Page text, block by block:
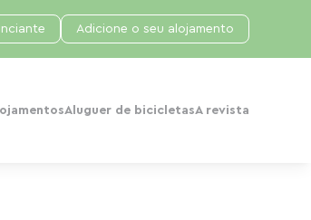
Aluguer de bicicletasA revista
Adicione o seu alojamento